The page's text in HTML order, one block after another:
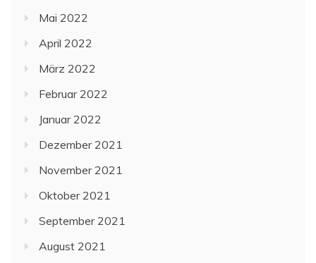
Mai 2022
April 2022
März 2022
Februar 2022
Januar 2022
Dezember 2021
November 2021
Oktober 2021
September 2021
August 2021